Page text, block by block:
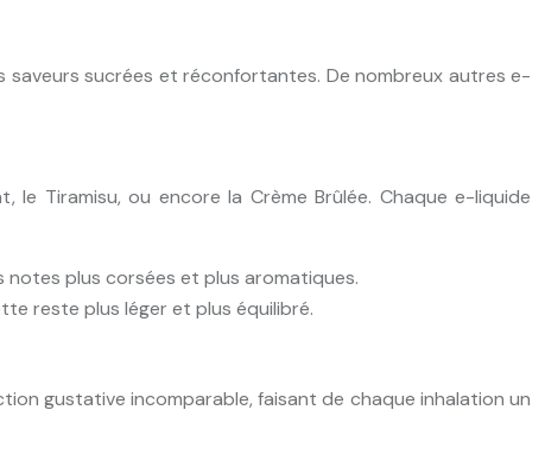
saveurs sucrées et réconfortantes. De nombreux autres e-
Tiramisu, ou encore la Crème Brûlée. Chaque e-liquide
plus corsées et plus aromatiques.
reste plus léger et plus équilibré.
gustative incomparable, faisant de chaque inhalation un